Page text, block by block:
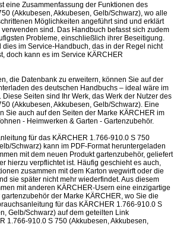
eine Zusammenfassung der Funktionen des
(Akkubesen, Akkubesen, Gelb/Schwarz), wo alle
Möglichkeiten angeführt sind und erklärt
sind. Das Handbuch befasst sich zudem
Probleme, einschließlich ihrer Beseitigung.
im Service-Handbuch, das in der Regel nicht
doch kann es im Service KÄRCHER
die Datenbank zu erweitern, können Sie auf der
des deutschen Handbuchs – ideal wäre im
Diese Seiten sind Ihr Werk, das Werk der Nutzer des
(Akkubesen, Akkubesen, Gelb/Schwarz). Eine
Sie auch auf den Seiten der Marke KÄRCHER im
- Heimwerken & Garten - Gartenzubehör.
für das KÄRCHER 1.766-910.0 S 750
Schwarz) kann im PDF-Format heruntergeladen
mit dem neuen Produkt gartenzubehör, geliefert
hierzu verpflichtet ist. Häufig geschieht es auch,
zusammen mit dem Karton wegwirft oder die
sie später nicht mehr wiederfindet. Aus diesem
mit anderen KÄRCHER-Usern eine einzigartige
der Marke KÄRCHER, wo Sie die
für das KÄRCHER 1.766-910.0 S
Gelb/Schwarz) auf dem geteilten Link
1.766-910.0 S 750 (Akkubesen, Akkubesen,